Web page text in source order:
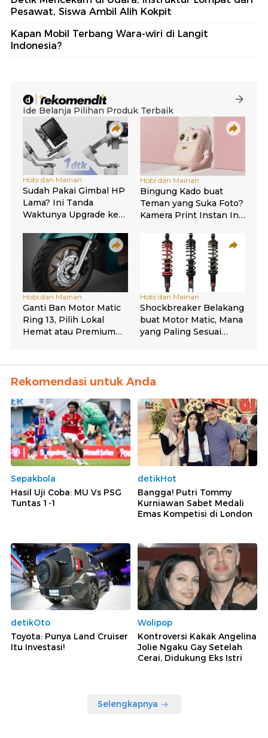
Pesawat, Siswa Ambil Alih Kokpit
Kapan Mobil Terbang Wara-wiri di Langit
Indonesia?
Rekomendasi untuk Anda
Sepakbola
Hasil Uji Coba: MU Vs PSG
Tuntas 1-1
detikHot
Bangga! Putri Tommy
Kurniawan Sabet Medali
Emas Kompetisi di London
detikOto
Toyota: Punya Land Cruiser
Itu Investasi!
Wolipop
Kontroversi Kakak Angelina
Jolie Ngaku Gay Setelah
Cerai, Didukung Eks Istri
Selengkapnya